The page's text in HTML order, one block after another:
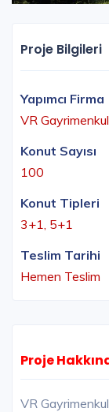
Proje Bilgileri
Yapımcı Firma
VR Gayrimenkul
Konut Sayısı
100
Konut Tipleri
3+1, 5+1
Teslim Tarihi
Hemen Teslim
Proje
VR